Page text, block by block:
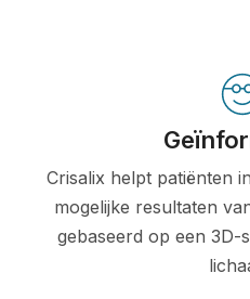
Crisalix helpt patiënten
mogelijke resultaten
gebaseerd op een 3D-